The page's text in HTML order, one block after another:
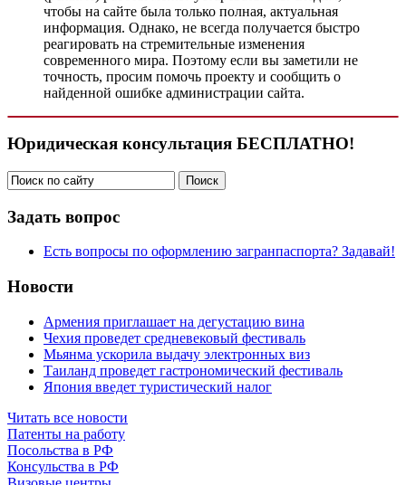
чтобы на сайте была только полная, актуальная
информация. Однако, не всегда получается быстро
реагировать на стремительные изменения
современного мира. Поэтому если вы заметили не
точность, просим помочь проекту и сообщить о
найденной ошибке администрации сайта.
Юридическая консультация БЕСПЛАТНО!
Задать вопрос
Есть вопросы по оформлению загранпаспорта? Задавай!
Новости
Армения приглашает на дегустацию вина
Чехия проведет средневековый фестиваль
Мьянма ускорила выдачу электронных виз
Таиланд проведет гастрономический фестиваль
Япония введет туристический налог
Читать все новости
Патенты на работу
Посольства в РФ
Консульства в РФ